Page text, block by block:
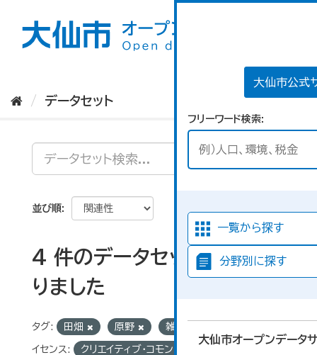
大仙市公式
フリーワード検索
一覧から探す
分野別に探す
大仙市オープンデータ
データセット
並び順
4 件のデータセットが見つか
りました
タグ: 田畑 原野 雑種地
イセンス: クリエイティブ・コモンズ 表示